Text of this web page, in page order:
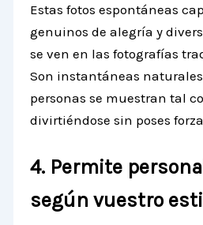
Estas fotos espontáneas
genuinos de alegría y
se ven en las fotografías
Son instantáneas
personas se muestran tal
divirtiéndose sin poses
4. Permite
según vuestro